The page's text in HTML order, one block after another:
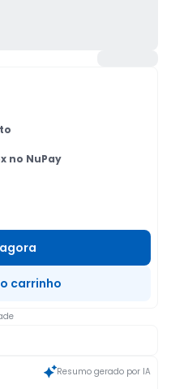
no NuPay
carrinho
Resumo gerado por IA